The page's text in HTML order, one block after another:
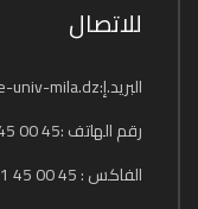
للاتصال
البريد.إ:admin.site@centre-univ-mila.dz
رقم الهاتف :45 00 45 031
الفاكس : 45 00 45 031